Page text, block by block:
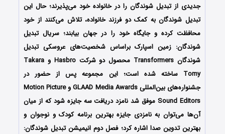
جدیدی از تبدیل شوندگان را در خانواده خود می‌پذیرند؛ حال این
تبدیل شوندگان به کمک دو فرزند خانواده، تلاش می‌کنند از خود
محافظت کرده و جایگاه خود را در جهان بیابند؛ سریال تبدیل
شوندگان: زمین اسپارک براساس شخصیت‌های عروسکی تبدیل
شوندگان Transformers محصول دو شرکت Hasbro و Takara
Tomy ساخته شده است؛ این مجموعه پس از حضور در
جشنواره‌های بین‌المللی GLAAD Media Awards و Motion Picture
Sound Editors موفق شد نامزد دریافت سه جایزه شود که از میان
آن‌ها می‌توان به نامزدی جایزه بهترین برنامه کودک و نوجوان و
بهترین تدوین صدا اشاره کرد؛ فصل دوم انیمیشن تبدیل شوندگان: